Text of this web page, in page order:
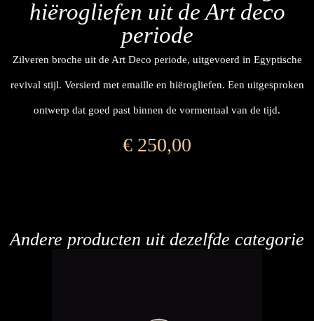
hiërogliefen uit de Art deco
periode
Zilveren broche uit de Art Deco periode, uitgevoerd in Egyptische
revival stijl. Versierd met emaille en hiërogliefen. Een uitgesproken
ontwerp dat goed past binnen de vormentaal van de tijd.
€ 250,00
Andere producten uit dezelfde categorie